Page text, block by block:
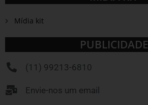
Mídia kit
PUBLICIDADE
(11) 99213-6810
Envie-nos um email